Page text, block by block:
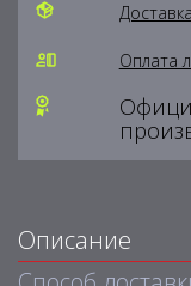
Оплата
Описание